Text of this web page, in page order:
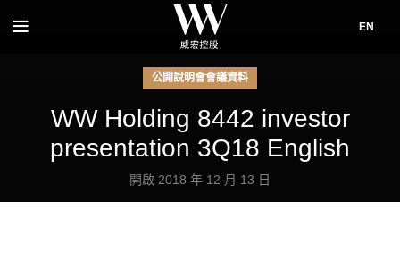
EN
公開說明會會議資料
WW Holding 8442 investor
presentation 3Q18 English
開啟 2018 年 12 月 13 日